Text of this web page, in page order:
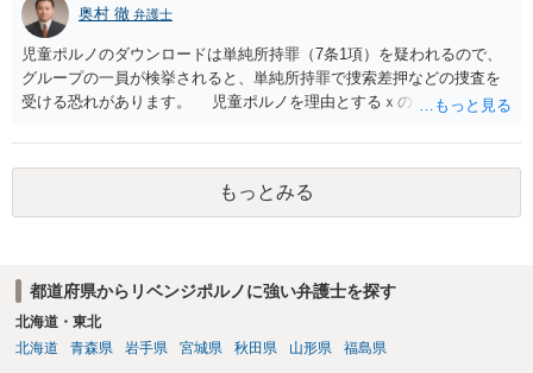
奥村 徹 弁護士
児童ポルノのダウンロードは単純所持罪（7条1項）を疑われるので、
グループの一員が検挙されると、単純所持罪で捜索差押などの捜査を
受ける恐れがあります。 児童ポルノを理由とするｘのアカウント凍
は珍しくない）、これも捜索差押を受けるおそれがあります
もっとみる
都道府県からリベンジポルノに強い弁護士を探す
北海道・東北
北海道
青森県 岩手県 宮城県 秋田県 山形県 福島県